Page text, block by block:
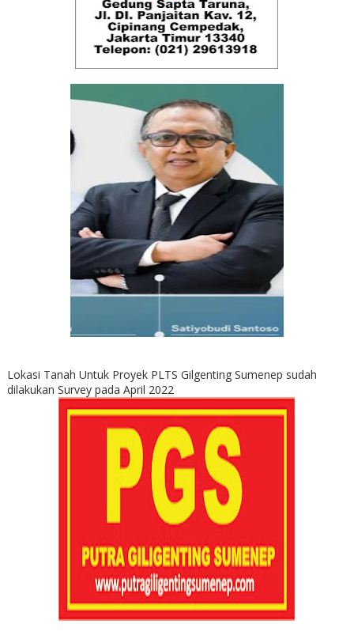
Lokasi Tanah Untuk Proyek PLTS Gilgenting Sumenep sudah
dilakukan Survey pada April 2022